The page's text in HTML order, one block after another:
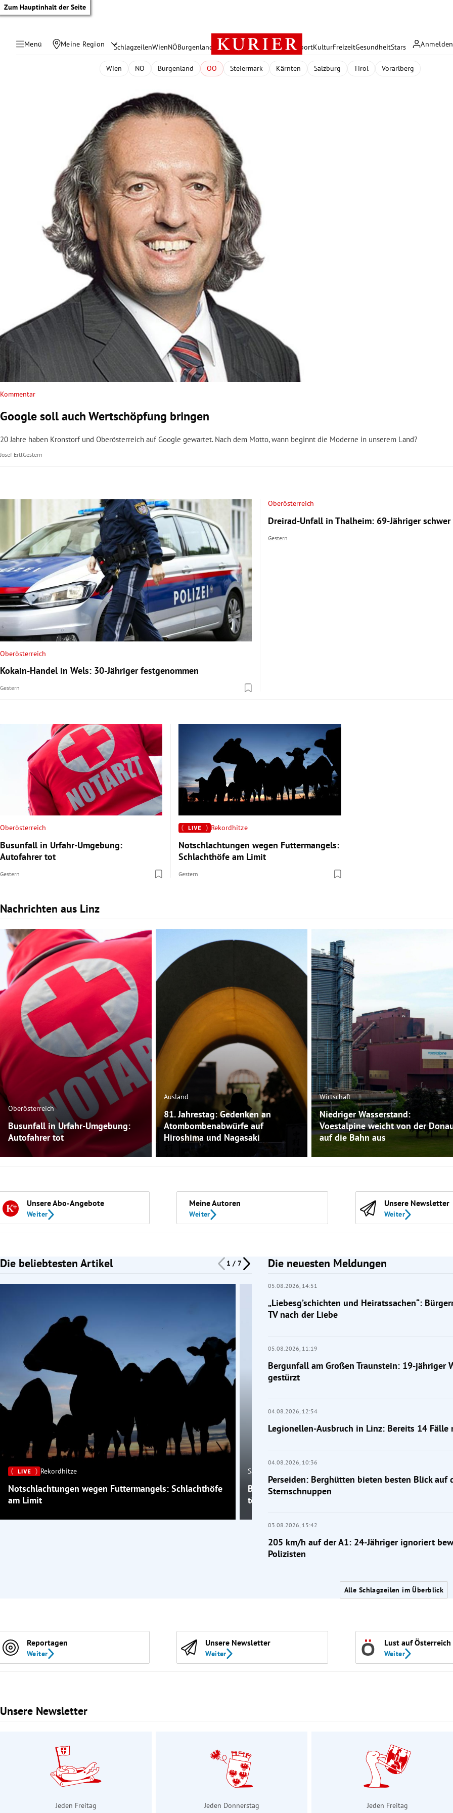
Zum Hauptinhalt der Seite
Menü Meine Region Anmelden
SchlagzeilenWienNÖBurgenland Österreich PolitikWirtschaft SportKulturFreizeitGesundheitStars
Untermenü
Untermenü
Untermenü
Untermenü
Untermenü
Untermenü
Wien NÖ Burgenland OÖ Steiermark Kärnten Salzburg Tirol Vorarlberg
Kommentar
Google soll auch Wertschöpfung bringen
20 Jahre haben Kronstorf und Oberösterreich auf Google gewartet. Nach dem Motto, wann beginnt die Moderne in unserem Land?
Josef ErtlGestern
Oberösterreich
Kokain-Handel in Wels: 30-Jähriger festgenommen
Gestern
Oberösterreich
Dreirad-Unfall in Thalheim: 69-Jähriger
Gestern
Oberösterreich
Busunfall in Urfahr-Umgebung:
Autofahrer tot
Gestern
Rekordhitze
Notschlachtungen wegen Futtermangels:
Schlachthöfe am Limit
Gestern
Nachrichten aus Linz
Slide 1 von 3
Oberösterreich
Busunfall in Urfahr-Umgebung:
Autofahrer tot
Ausland
81. Jahrestag: Gedenken an
Atombombenabwürfe auf
Hiroshima und Nagasaki
Wirtschaft
Niedriger Wasserstand:
Voestalpine weicht von der
auf die Bahn aus
Unsere Abo-Angebote
Weiter
Meine Autoren
Weiter
Unsere Newsletter
Weiter
Die beliebtesten Artikel 1 / 7
Slide 1 von 7
Rekordhitze
Notschlachtungen wegen Futtermangels: Schlachthöfe
am Limit
Salzburg
Bergunfall am Großen Traunstein: 19-jähriger
tödlich gestürzt
Die neuesten Meldungen
05.08.2026, 14:51
„Liebesg’schichten und Heiratssachen“:
TV nach der Liebe
05.08.2026, 11:19
Bergunfall am Großen Traunstein: 19-jähriger
gestürzt
04.08.2026, 12:54
Legionellen-Ausbruch in Linz: Bereits 14 Fälle
04.08.2026, 10:36
Perseiden: Berghütten bieten besten Blick auf
Sternschnuppen
03.08.2026, 15:42
205 km/h auf der A1: 24-Jähriger ignoriert
Polizisten
Alle Schlagzeilen im Überblick
Reportagen
Weiter
Unsere Newsletter
Weiter
Lust auf Österreich
Weiter
Unsere Newsletter
Slide 1 von 3
Jeden Freitag Jeden Donnerstag Jeden Freitag